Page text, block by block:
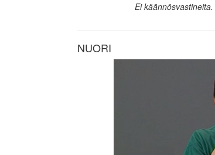
Ei käännösvastineita.
NUORI